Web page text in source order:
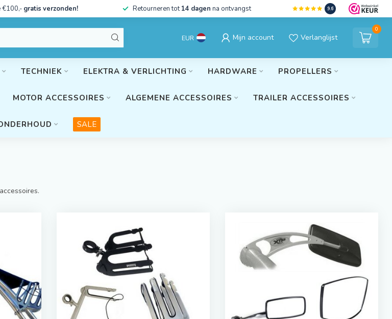
€100,- gratis verzonden! Retourneren tot14 dagen na ontvangst 9.6
EUR Mijn account Verlanglijst
0
TECHNIEK ELEKTRA & VERLICHTING HARDWARE PROPELLERS
MOTOR ACCESSOIRES ALGEMENE ACCESSOIRES TRAILER ACCESSOIRES
SALE